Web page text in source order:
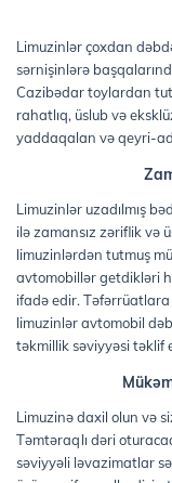
Limuzinlər çoxdan
sərnişinlərə
Cazibədar toylardan
rahatlıq, üslub və
yaddaqalan və qeyri-
Limuzinlər uzadılmış
ilə zamansız zəriflik və
limuzinlərdən tutmuş
avtomobillər getdikləri
ifadə edir.
limuzinlər avtomobil
təkmillik səviyyəsi təklif
Limuzinə daxil olun və
Təmtəraqlı dəri
səviyyəli ləvazimatlar